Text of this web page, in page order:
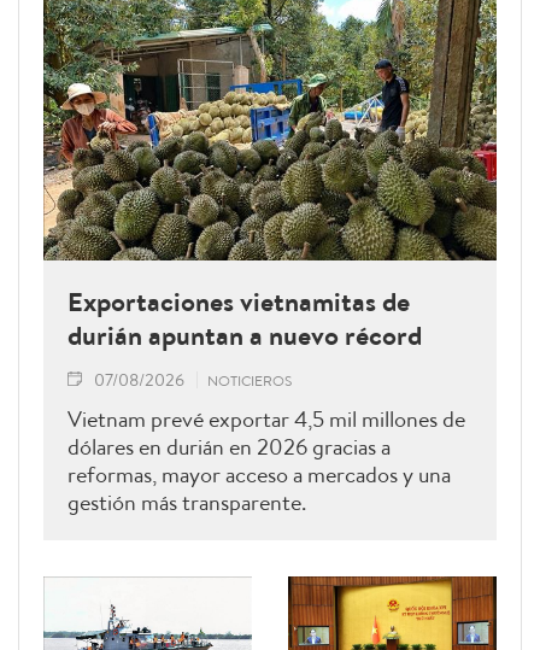
Exportaciones vietnamitas de
durián apuntan a nuevo récord
07/08/2026 NOTICIEROS
Vietnam prevé exportar 4,5 mil millones de
dólares en durián en 2026 gracias a
reformas, mayor acceso a mercados y una
gestión más transparente.